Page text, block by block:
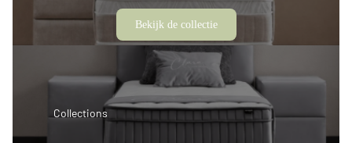
Collections
Bekijk de collectie